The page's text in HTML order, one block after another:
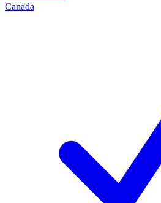
Canada